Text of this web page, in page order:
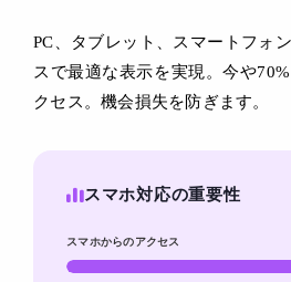
PC、タブレット、スマートフォ
スで最適な表示を実現。今や
クセス。機会損失を防ぎます。
スマホ対応の重要性
スマホからのアクセス